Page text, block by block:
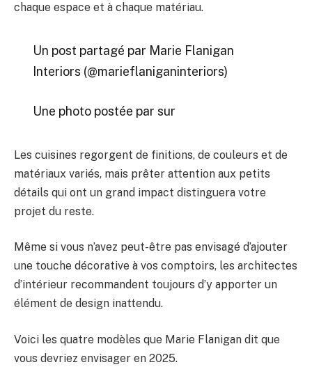
chaque espace et à chaque matériau.
Un post partagé par Marie Flanigan
Interiors (@marieflaniganinteriors)
Une photo postée par sur
Les cuisines regorgent de finitions, de couleurs et de
matériaux variés, mais prêter attention aux petits
détails qui ont un grand impact distinguera votre
projet du reste.
Même si vous n’avez peut-être pas envisagé d’ajouter
une touche décorative à vos comptoirs, les architectes
d’intérieur recommandent toujours d’y apporter un
élément de design inattendu.
Voici les quatre modèles que Marie Flanigan dit que
vous devriez envisager en 2025.